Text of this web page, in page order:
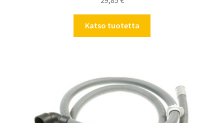
Katso tuotetta